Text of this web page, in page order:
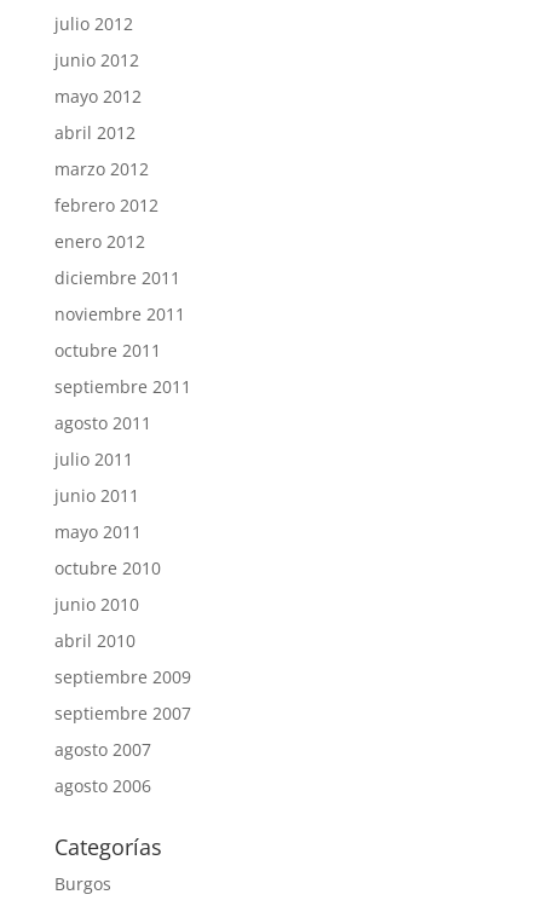
julio 2012
junio 2012
mayo 2012
abril 2012
marzo 2012
febrero 2012
enero 2012
diciembre 2011
noviembre 2011
octubre 2011
septiembre 2011
agosto 2011
julio 2011
junio 2011
mayo 2011
octubre 2010
junio 2010
abril 2010
septiembre 2009
septiembre 2007
agosto 2007
agosto 2006
Categorías
Burgos